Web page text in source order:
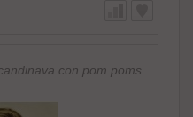
nel materiale utilizzato
di 2 o piu’ accessori
con pom poms